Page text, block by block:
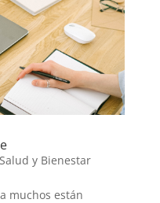
Salud y Bienestar
muchos están